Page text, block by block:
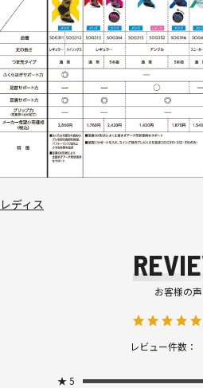
レディス
お客様の声
レビュー件数：
★ 5